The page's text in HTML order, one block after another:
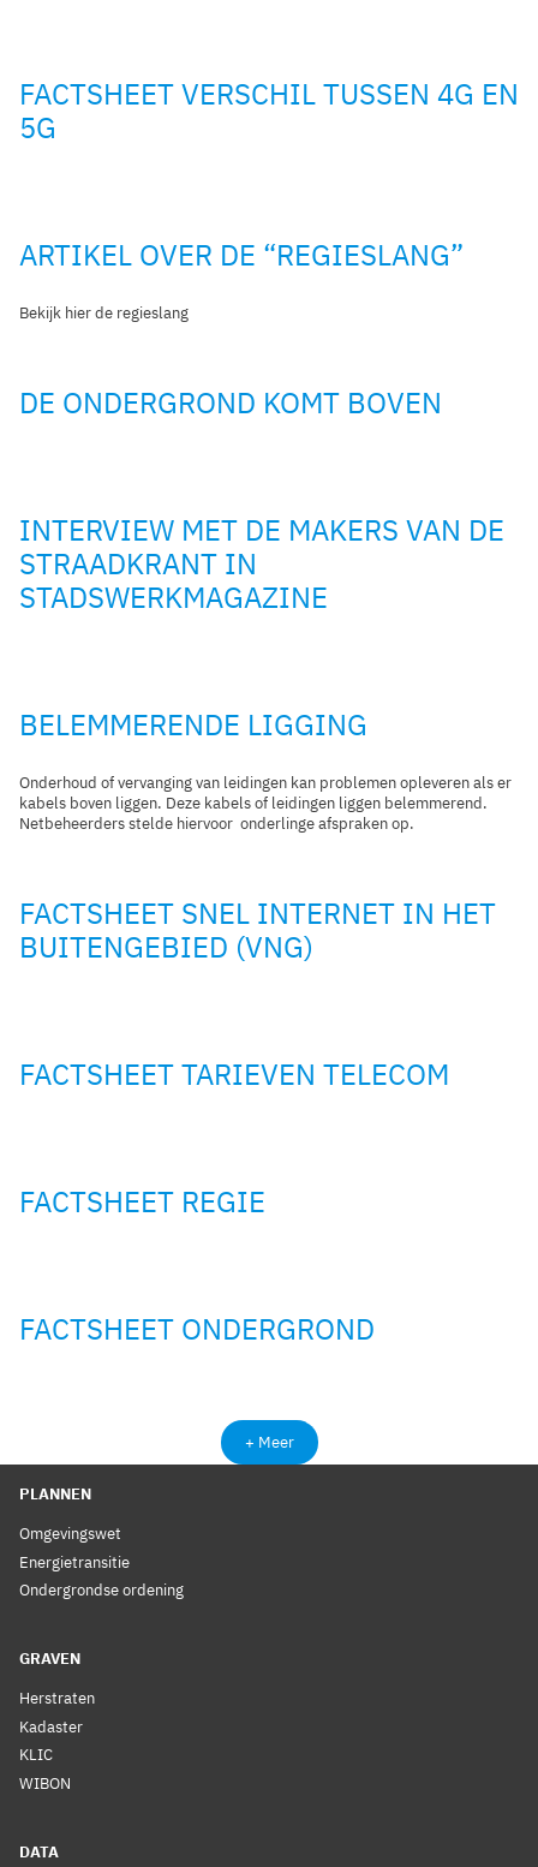
FACTSHEET VERSCHIL TUSSEN 4G EN
5G
ARTIKEL OVER DE “REGIESLANG”
Bekijk hier de regieslang
DE ONDERGROND KOMT BOVEN
INTERVIEW MET DE MAKERS VAN DE
STRAADKRANT IN
STADSWERKMAGAZINE
BELEMMERENDE LIGGING
Onderhoud of vervanging van leidingen kan problemen opleveren als er
kabels boven liggen. Deze kabels of leidingen liggen belemmerend.
Netbeheerders stelde hiervoor onderlinge afspraken op.
FACTSHEET SNEL INTERNET IN HET
BUITENGEBIED (VNG)
FACTSHEET TARIEVEN TELECOM
FACTSHEET REGIE
FACTSHEET ONDERGROND
+ Meer
PLANNEN
Omgevingswet
Energietransitie
Ondergrondse ordening
GRAVEN
Herstraten
Kadaster
KLIC
WIBON
DATA